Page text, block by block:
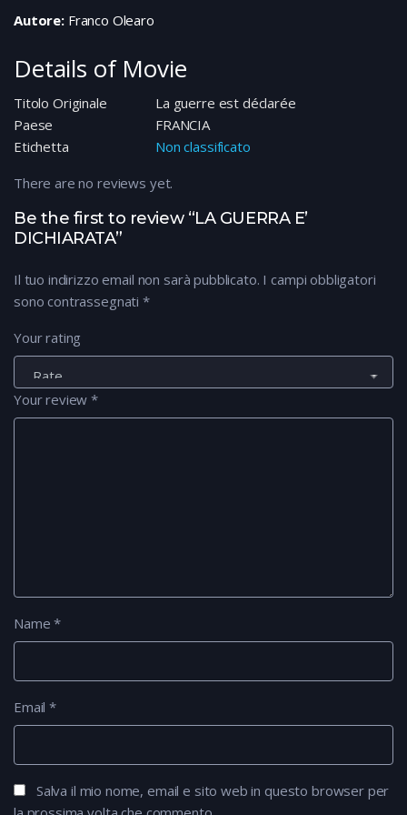
Autore:Franco Olearo
Details of Movie
Titolo Originale
La guerre est déclarée
Paese
FRANCIA
Etichetta
Non classificato
Be the first to review “LA GUERRA E’
DICHIARATA”
Il tuo indirizzo email non sarà pubblicato. I campi obbligatori
sono contrassegnati *
Your rating
Your review*
Name*
Email*
Salva il mio nome, email e sito web in questo browser per
There are no reviews yet.